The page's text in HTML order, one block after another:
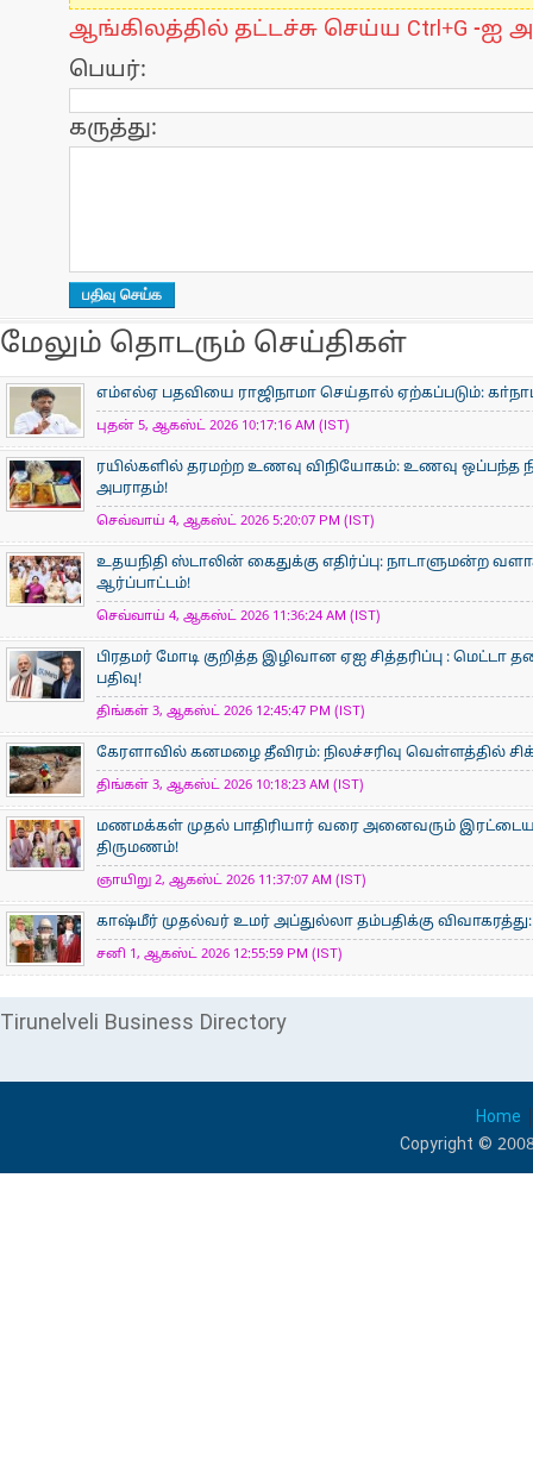
ஆங்கிலத்தில் தட்டச்சு செய்ய Ctrl+G -ஐ
பெயர்:
கருத்து:
மேலும் தொடரும் செய்திகள்
எம்எல்ஏ பதவியை ராஜிநாமா செய்தால் ஏற்கப்படும்:
புதன் 5, ஆகஸ்ட் 2026 10:17:16 AM (IST)
ரயில்களில் தரமற்ற உணவு விநியோகம்: உணவு ஒப்பந்த
அபராதம்!
செவ்வாய் 4, ஆகஸ்ட் 2026 5:20:07 PM (IST)
உதயநிதி ஸ்டாலின் கைதுக்கு எதிர்ப்பு: நாடாளுமன்ற
ஆர்ப்பாட்டம்!
செவ்வாய் 4, ஆகஸ்ட் 2026 11:36:24 AM (IST)
பிரதமர் மோடி குறித்த இழிவான ஏஐ சித்தரிப்பு : மெட்டா
பதிவு!
திங்கள் 3, ஆகஸ்ட் 2026 12:45:47 PM (IST)
கேரளாவில் கனமழை தீவிரம்: நிலச்சரிவு வெள்ளத்தில்
திங்கள் 3, ஆகஸ்ட் 2026 10:18:23 AM (IST)
மணமக்கள் முதல் பாதிரியார் வரை அனைவரும்
திருமணம்!
ஞாயிறு 2, ஆகஸ்ட் 2026 11:37:07 AM (IST)
காஷ்மீர் முதல்வர் உமர் அப்துல்லா தம்பதிக்கு
சனி 1, ஆகஸ்ட் 2026 12:55:59 PM (IST)
Tirunelveli Business Directory
Home
Copyright ©